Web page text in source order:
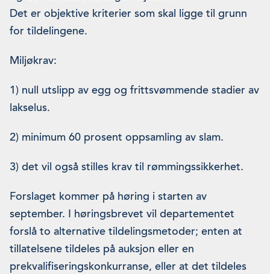
Det er objektive kriterier som skal ligge til grunn
for tildelingene.
Miljøkrav:
1) null utslipp av egg og frittsvømmende stadier av
lakselus.
2) minimum 60 prosent oppsamling av slam.
3) det vil også stilles krav til rømmingssikkerhet.
Forslaget kommer på høring i starten av
september. I høringsbrevet vil departementet
forslå to alternative tildelingsmetoder; enten at
tillatelsene tildeles på auksjon eller en
prekvalifiseringskonkurranse, eller at det tildeles